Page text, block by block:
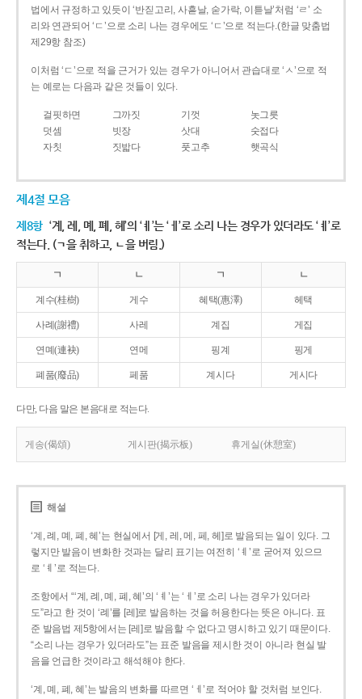
법에서 규정하고 있듯이 ‘반짇고리, 사흗날, 숟가락, 이튿날’처럼 ‘ㄹ’ 소
리와 연관되어 ‘ㄷ’으로 소리 나는 경우에도 ‘ㄷ’으로 적는다.(한글 맞춤법
제29항 참조)
이처럼 ‘ㄷ’으로 적을 근거가 있는 경우가 아니어서 관습대로 ‘ㅅ’으로 적
는 예로는 다음과 같은 것들이 있다.
걸핏하면 그까짓 기껏
놋그릇
덧셈
빗장 삿대
숫접다
자칫
짓밟다 풋고추 햇곡식
제4절 모음
제8항 ‘계, 례, 몌, 폐, 혜’의 ‘ㅖ’는 ‘ㅔ’로 소리 나는 경우가 있더라도 ‘ㅖ’로
적는다. (ㄱ을 취하고, ㄴ을 버림.)
ㄱ ㄴ ㄱ ㄴ
계수(桂樹) 게수 혜택(惠澤) 헤택
사례(謝禮) 사레 계집 게집
연몌(連袂) 연메 핑계 핑게
폐품(廢品) 페품 계시다 게시다
다만, 다음 말은 본음대로 적는다.
게송(偈頌) 게시판(揭示板) 휴게실(休憩室)
해설
‘계, 례, 몌, 폐, 혜’는 현실에서 [게, 레, 메, 페, 헤]로 발음되는 일이 있다. 그
렇지만 발음이 변화한 것과는 달리 표기는 여전히 ‘ㅖ’로 굳어져 있으므
로 ‘ㅖ’로 적는다.
조항에서 “‘계, 례, 몌, 폐, 혜’의 ‘ㅖ’는 ‘ㅔ’로 소리 나는 경우가 있더라
도”라고 한 것이 ‘례’를 [레]로 발음하는 것을 허용한다는 뜻은 아니다. 표
준 발음법 제5항에서는 [레]로 발음할 수 없다고 명시하고 있기 때문이다.
“소리 나는 경우가 있더라도”는 표준 발음을 제시한 것이 아니라 현실 발
음을 언급한 것이라고 해석해야 한다.
‘계, 몌, 폐, 혜’는 발음의 변화를 따르면 ‘ㅔ’로 적어야 할 것처럼 보인다.